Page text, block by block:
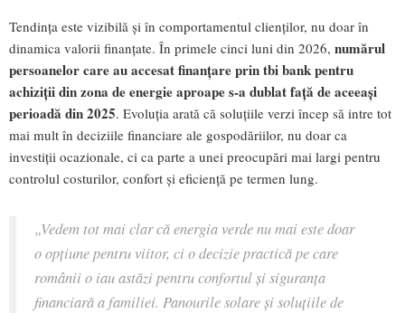
Tendința este vizibilă și în comportamentul clienților, nu doar în
dinamica valorii finanțate. În primele cinci luni din 2026, numărul
persoanelor care au accesat finanțare prin tbi bank pentru
achiziții din zona de energie aproape s-a dublat față de aceeași
perioadă din 2025. Evoluția arată că soluțiile verzi încep să intre tot
mai mult în deciziile financiare ale gospodăriilor, nu doar ca
investiții ocazionale, ci ca parte a unei preocupări mai largi pentru
controlul costurilor, confort și eficiență pe termen lung.
„Vedem tot mai clar că energia verde nu mai este doar
o opțiune pentru viitor, ci o decizie practică pe care
românii o iau astăzi pentru confortul și siguranța
financiară a familiei. Panourile solare și soluțiile de